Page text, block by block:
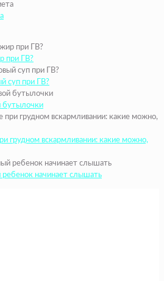
при ГВ?
суп при ГВ?
бутылочки
грудном вскармливании: какие можно,
начинает слышать